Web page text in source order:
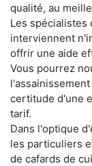
qualité, au
Les spécialistes
interviennent
offrir une aide
Vous pourrez
certitude d'une
tarif.
Dans l'optique
les particuliers
de cafards de